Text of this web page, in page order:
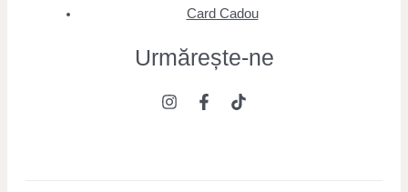
Card Cadou
Urmărește-ne